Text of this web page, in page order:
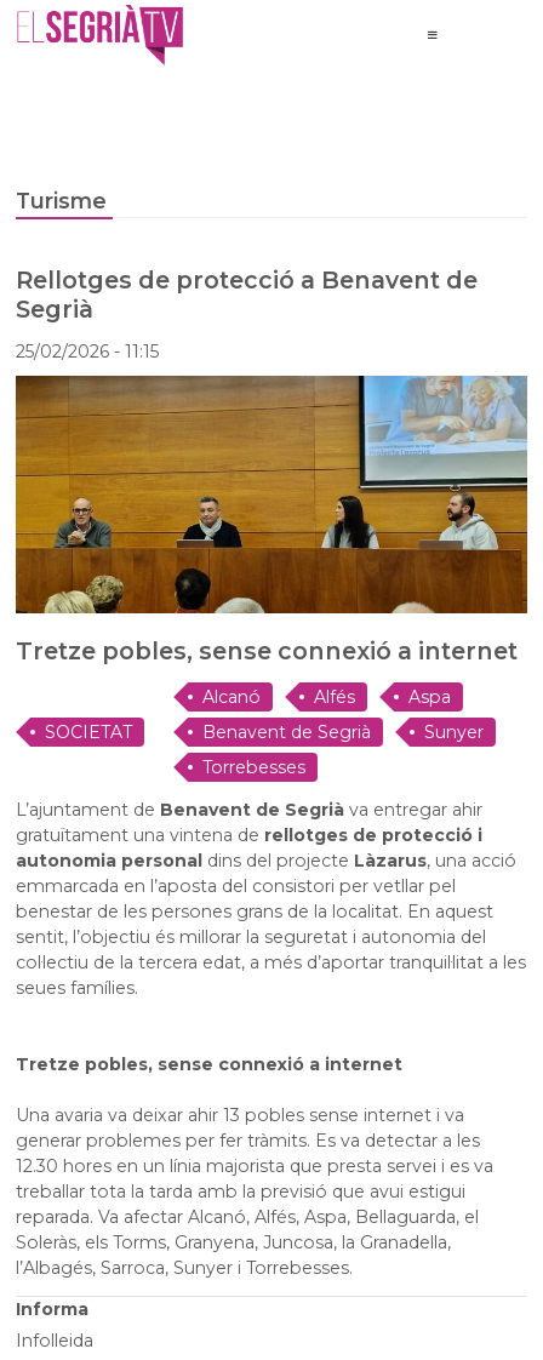
Turisme
Rellotges de protecció a Benavent de
Segrià
25/02/2026- 11:15
Tretze pobles, sense connexió a internet
SOCIETAT
Alcanó Alfés
Aspa
Benavent de Segrià
Sunyer
Torrebesses
L’ajuntament de Benavent de Segrià va entregar ahir
gratuïtament una vintena de rellotges de protecció i
autonomia personal dins del projecte Làzarus, una acció
emmarcada en l’aposta del consistori per vetllar pel
benestar de les persones grans de la localitat. En aquest
sentit, l’objectiu és millorar la seguretat i autonomia del
col·lectiu de la tercera edat, a més d’aportar tranquil·litat a les
seues famílies.
Tretze pobles, sense connexió a internet
Una avaria va deixar ahir 13 pobles sense internet i va
generar problemes per fer tràmits. Es va detectar a les
12.30 hores en un línia majorista que presta servei i es va
treballar tota la tarda amb la previsió que avui estigui
reparada. Va afectar Alcanó, Alfés, Aspa, Bellaguarda, el
Soleràs, els Torms, Granyena, Juncosa, la Granadella,
l’Albagés, Sarroca, Sunyer i Torrebesses.
Informa
Infolleida